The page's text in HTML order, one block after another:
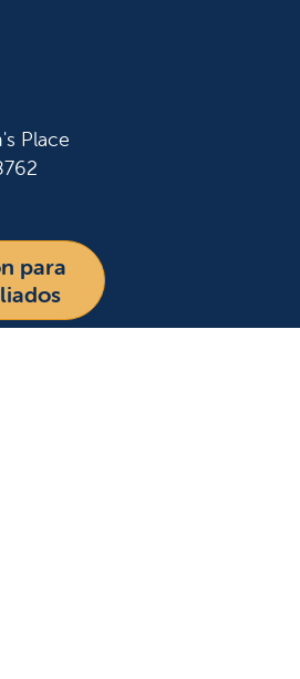
Place
para